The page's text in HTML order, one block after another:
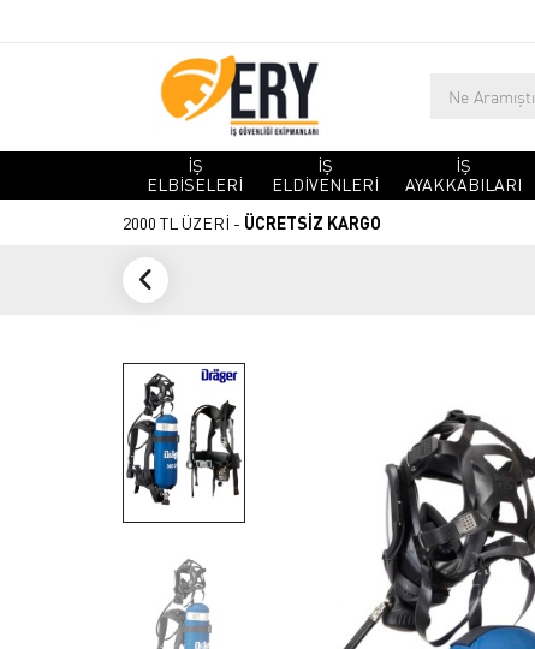
İŞ
ELBİSELERİ
İŞ
ELDİVENLERİ
İŞ
AYAKKABILARI
2000 TL ÜZERİ - ÜCRETSİZ KARGO